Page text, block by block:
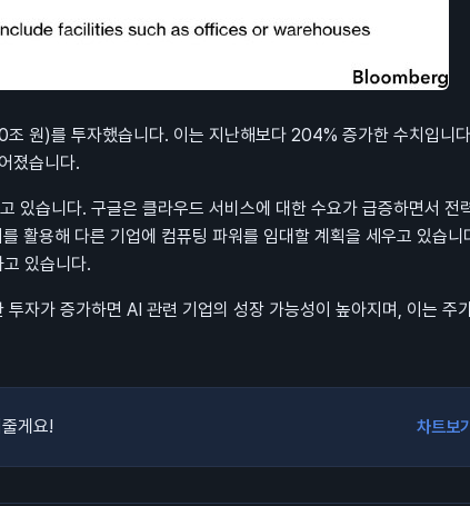
원)를 투자했습니다. 이는 지난해보다 204% 증가한 수치입니
졌습니다.
있습니다. 구글은 클라우드 서비스에 대한 수요가 급증하면서 전
활용해 다른 기업에 컴퓨팅 파워를 임대할 계획을 세우고 있습니
있습니다.
자가 증가하면 AI 관련 기업의 성장 가능성이 높아지며, 이는 주
게요! 차트보